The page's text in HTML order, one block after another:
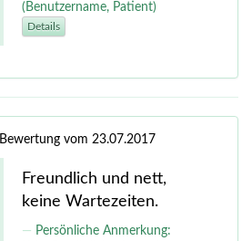
(Benutzername, Patient)
Details
Bewertung vom 23.07.2017
Freundlich und nett,
keine Wartezeiten.
Persönliche Anmerkung: